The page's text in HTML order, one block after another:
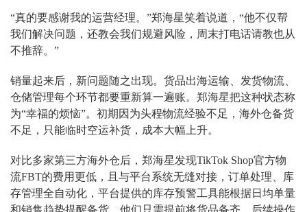
“真的要感谢我的运营经理。”郑海星笑着说道，“他不仅帮
我们解决问题，还教会我们规避风险，周末打电话请教也从
不推辞。”
销量起来后，新问题随之出现。货品出海运输、发货物流、
仓储管理每个环节都要重新算一遍账。郑海星把这种状态称
为“幸福的烦恼”。初期因为头程物流经验不足，海外仓备货
不足，只能临时空运补货，成本大幅上升。
对比多家第三方海外仓后，郑海星发现TikTok Shop官方物
流FBT的费用更低，且与平台系统无缝对接，订单处理、库
存管理全自动化，平台提供的库存预警工具能根据日均单量